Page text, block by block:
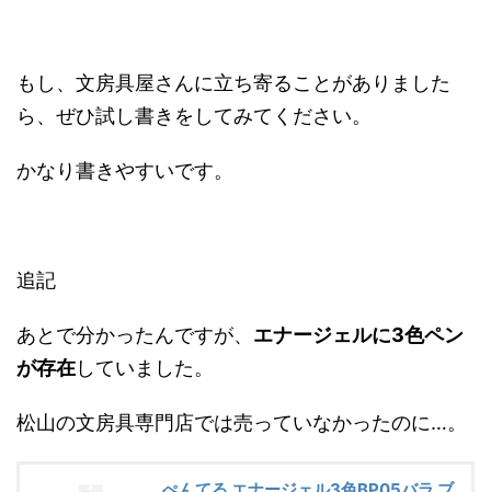
もし、文房具屋さんに立ち寄ることがありました
ら、ぜひ試し書きをしてみてください。
かなり書きやすいです。
追記
あとで分かったんですが、 エナージェルに3色ペン
が存在していました。
松山の文房具専門店では売っていなかったのに…。